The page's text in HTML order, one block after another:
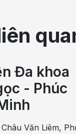
nhân của bệnh:
Đa khoa
- Phúc
Văn Liêm,